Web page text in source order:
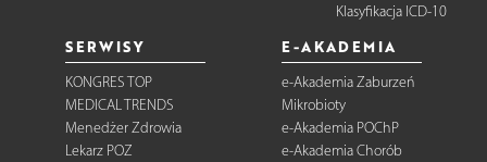
Klasyfikacja ICD-10
SERWISY
KONGRES TOP
MEDICAL TRENDS
Menedżer Zdrowia
Lekarz POZ
E-AKADEMIA
e-Akademia Zaburzeń
Mikrobioty
e-Akademia POChP
e-Akademia Chorób